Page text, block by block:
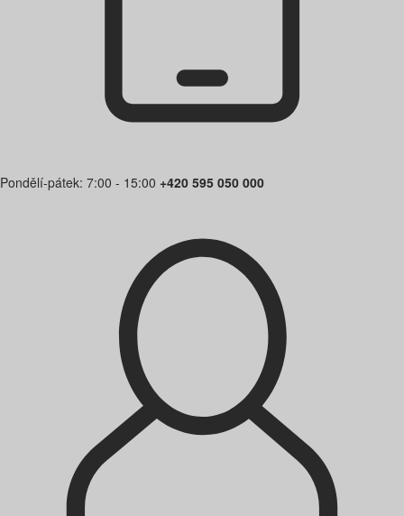
Pondělí-pátek: 7:00 - 15:00 +420 595 050 000